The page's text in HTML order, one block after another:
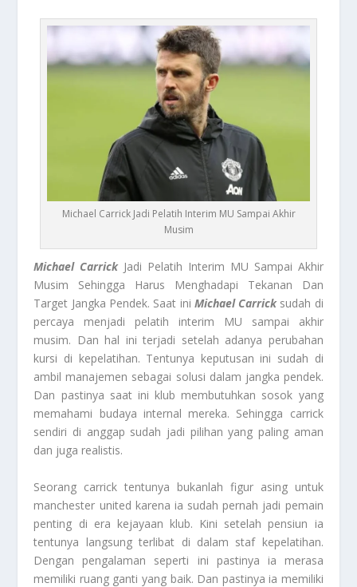
Michael Carrick Jadi Pelatih Interim MU Sampai Akhir
Musim
Michael CarrickJadi Pelatih Interim MU Sampai Akhir
Musim Sehingga Harus Menghadapi Tekanan Dan
Target Jangka Pendek. Saat ini Michael Carricksudah di
percaya menjadi pelatih interim MU sampai akhir
musim. Dan hal ini terjadi setelah adanya perubahan
kursi di kepelatihan. Tentunya keputusan ini sudah di
ambil manajemen sebagai solusi dalam jangka pendek.
Dan pastinya saat ini klub membutuhkan sosok yang
memahami budaya internal mereka. Sehingga carrick
sendiri di anggap sudah jadi pilihan yang paling aman
dan juga realistis.
Seorang carrick tentunya bukanlah figur asing untuk
manchester united karena ia sudah pernah jadi pemain
penting di era kejayaan klub. Kini setelah pensiun ia
tentunya langsung terlibat di dalam staf kepelatihan.
Dengan pengalaman seperti ini pastinya ia merasa
memiliki ruang ganti yang baik. Dan pastinya ia memiliki